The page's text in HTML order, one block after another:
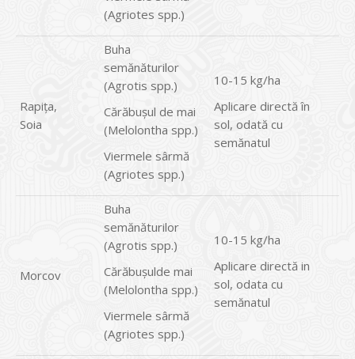
(Agriotes spp.)
Rapiţa,
Soia
Buha
semănăturilor
(Agrotis spp.)
Cărăbuşul de mai
(Melolontha spp.)
Viermele sârmă
(Agriotes spp.)
10-15 kg/ha
Aplicare directă în
sol, odată cu
semănatul
Morcov
Buha
semănăturilor
(Agrotis spp.)
Cărăbuşulde mai
(Melolontha spp.)
Viermele sârmă
(Agriotes spp.)
10-15 kg/ha
Aplicare directă in
sol, odata cu
semănatul